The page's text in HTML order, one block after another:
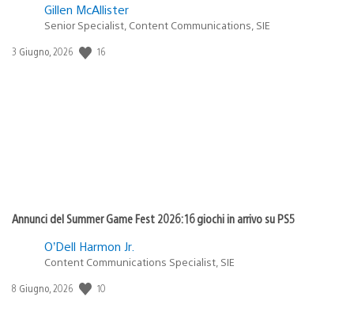
Gillen McAllister
Senior Specialist, Content Communications, SIE
Data
3 Giugno, 2026 16
Annunci del Summer Game Fest 2026: 16 giochi in arrivo su PS5
O’Dell Harmon Jr.
Content Communications Specialist, SIE
Data
8 Giugno, 2026 10